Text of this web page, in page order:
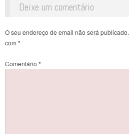
Deixe um comentário
O seu endereço de email não será publicado.
com *
Comentário *